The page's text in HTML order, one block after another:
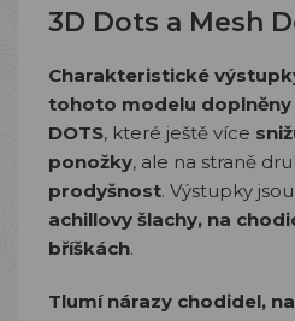
3D Dots a Mesh
Charakteristické
tohoto modelu doplněny
DOTS, které ještě více
ponožky, ale na straně
prodyšnost. Výstupky
achillovy šlachy, na
bříškách.
Tlumí nárazy chodidel,